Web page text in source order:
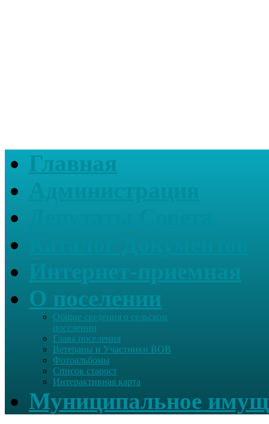
Главная
О поселении
Общие сведения о сельском
поселении
Глава поселения
Ветераны и Участники ВОВ
Фотоальбомы
Список старост
Интерактивная карта
Муниципальное